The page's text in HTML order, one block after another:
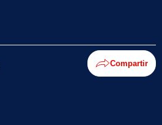
Compartir